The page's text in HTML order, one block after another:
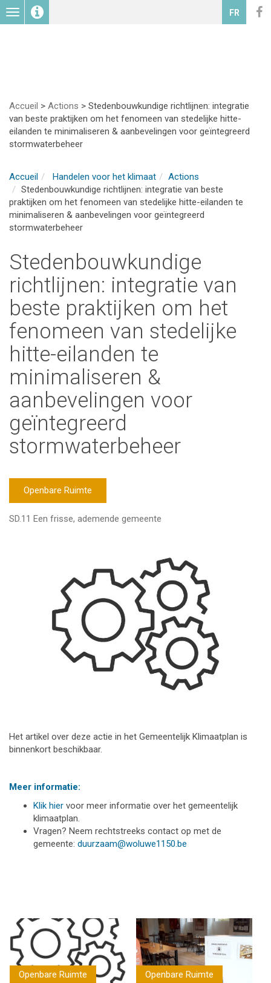
Toggle
navigation
FR
Accueil > Actions > Stedenbouwkundige richtlijnen: integratie
van beste praktijken om het fenomeen van stedelijke hitte-
eilanden te minimaliseren & aanbevelingen voor geïntegreerd
stormwaterbeheer
Accueil Handelen voor het klimaat
Actions
Stedenbouwkundige richtlijnen: integratie van beste
praktijken om het fenomeen van stedelijke hitte-eilanden te
minimaliseren & aanbevelingen voor geïntegreerd
stormwaterbeheer
Stedenbouwkundige
richtlijnen: integratie van
beste praktijken om het
fenomeen van stedelijke
hitte-eilanden te
minimaliseren &
aanbevelingen voor
geïntegreerd
stormwaterbeheer
Openbare Ruimte
SD.11 Een frisse, ademende gemeente
Het artikel over deze actie in het Gemeentelijk Klimaatplan is
binnenkort beschikbaar.
Meer informatie:
Klik hier voor meer informatie over het gemeentelijk
klimaatplan.
Vragen? Neem rechtstreeks contact op met de
gemeente: duurzaam@woluwe1150.be
Openbare Ruimte Openbare Ruimte